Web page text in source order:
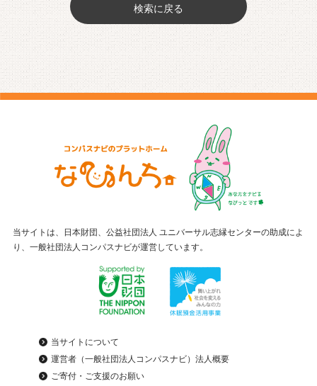
検索に戻る
当サイトは、日本財団、公益社団法人 ユニバーサル志縁センターの助成によ
り、一般社団法人コンパスナビが運営しています。
当サイトについて
運営者（一般社団法人コンパスナビ）法人概要
ご寄付・ご支援のお願い